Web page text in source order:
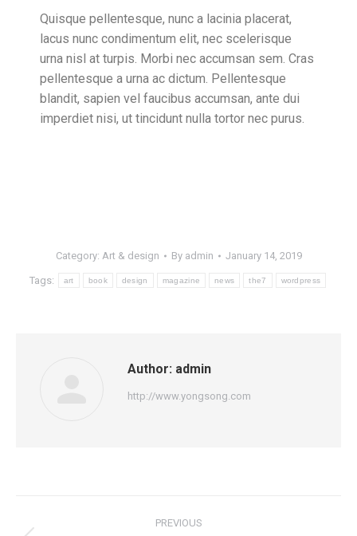
Quisque pellentesque, nunc a lacinia placerat,
lacus nunc condimentum elit, nec scelerisque
urna nisl at turpis. Morbi nec accumsan sem. Cras
pellentesque a urna ac dictum. Pellentesque
blandit, sapien vel faucibus accumsan, ante dui
imperdiet nisi, ut tincidunt nulla tortor nec purus.
Category: Art & design By admin January 14, 2019
Tags: art book design magazine news the7 wordpress
Author: admin
http://www.yongsong.com
PREVIOUS